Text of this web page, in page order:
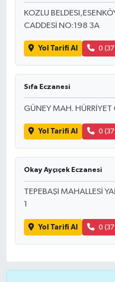
KOZLU
CADDESİ NO:198 3A
Yol Tarifi Al 0
Sıfa Eczanesi
GÜNEY MAH.
Yol Tarifi Al 0
Okay Ayçıçek Eczanesi
TEPEBAŞI MAHALLESİ
1
Yol Tarifi Al 0